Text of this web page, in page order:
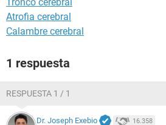
Atrofia cerebral
Calambre cerebral
1 respuesta
RESPUESTA 1 / 1
Dr. Joseph Exebio 16.358